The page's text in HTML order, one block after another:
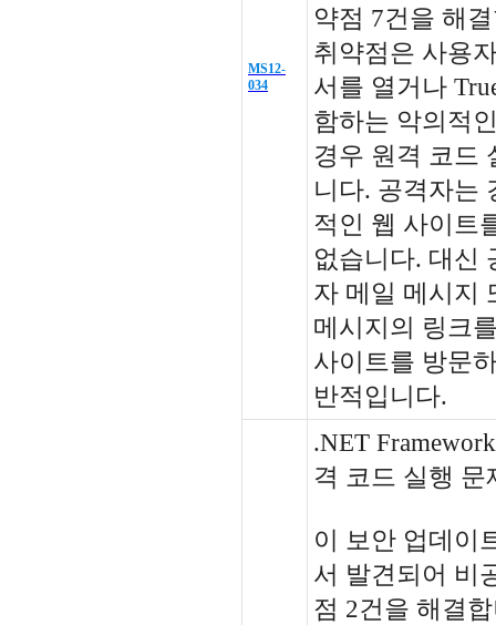
MS12-
034
약점 7건을 해
취약점은 사용
서를 열거나
함하는 악의적
경우 원격 코드
니다. 공격자는
적인 웹 사이트
없습니다. 대신
자 메일 메시지
메시지의 링크
사이트를 방문
반적입니다.
.NET
격 코드 실행 문
이 보안 업데이
서 발견되어 비
점 2건을 해결